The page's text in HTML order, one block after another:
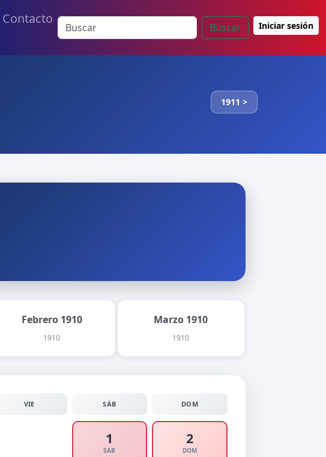
Contacto
Buscar Iniciar sesión
1911 >
Febrero 1910
1910
Marzo 1910
1910
VIE SÁB DOM
1
SAB
2
DOM